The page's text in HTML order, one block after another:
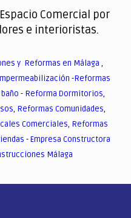
Comercial por
e interioristas.
y Reformas en Málaga ,
-Reformas
- Reforma Dormitorios,
, Reformas Comunidades,
Comerciales, Reformas
-Empresa Constructora
Málaga